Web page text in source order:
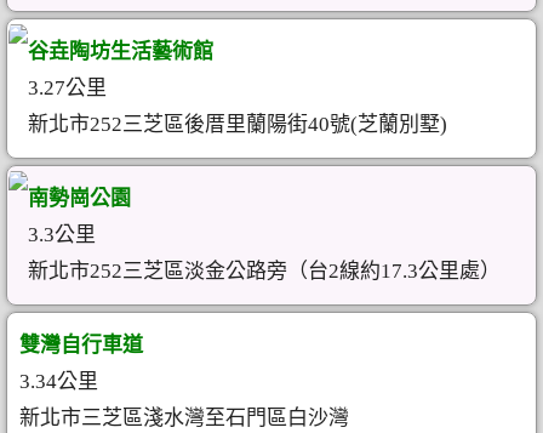
谷垚陶坊生活藝術館
3.27公里
新北市252三芝區後厝里蘭陽街40號(芝蘭別墅)
南勢崗公園
3.3公里
新北市252三芝區淡金公路旁（台2線約17.3公里處）
雙灣自行車道
3.34公里
新北市三芝區淺水灣至石門區白沙灣